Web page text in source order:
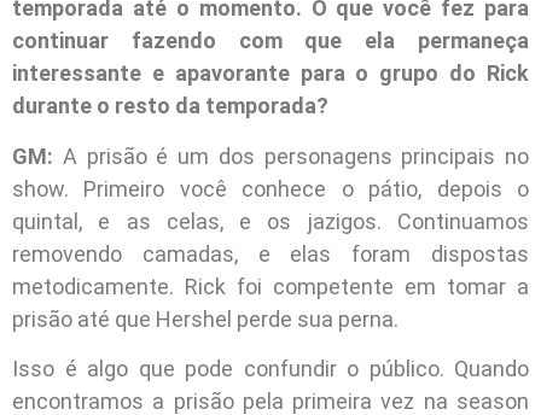
temporada até o momento. O que você fez para
continuar fazendo com que ela permaneça
interessante e apavorante para o grupo do Rick
durante o resto da temporada?
GM: A prisão é um dos personagens principais no
show. Primeiro você conhece o pátio, depois o
quintal, e as celas, e os jazigos. Continuamos
removendo camadas, e elas foram dispostas
metodicamente. Rick foi competente em tomar a
prisão até que Hershel perde sua perna.
Isso é algo que pode confundir o público. Quando
encontramos a prisão pela primeira vez na season